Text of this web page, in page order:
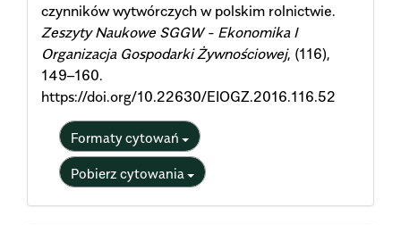
czynników wytwórczych w polskim rolnictwie.
Zeszyty Naukowe SGGW - Ekonomika I
Organizacja Gospodarki Żywnościowej, (116),
149–160.
https://doi.org/10.22630/EIOGZ.2016.116.52
Formaty cytowań
Pobierz cytowania